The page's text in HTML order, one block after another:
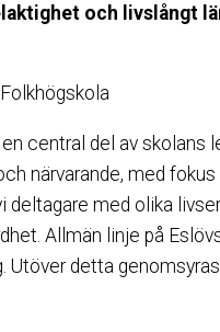
och livslångt
central del av
närvarande, med
deltagare med olika
Allmän linje på
Utöver detta